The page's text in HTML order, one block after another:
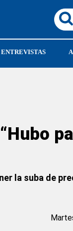
ENTREVISTAS
la suba de